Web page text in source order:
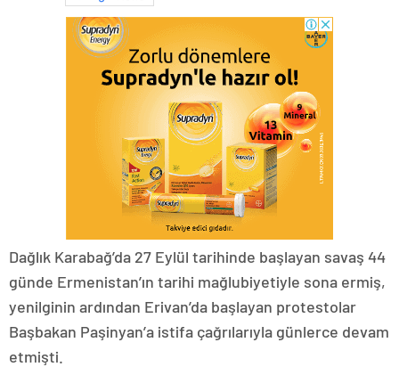
Dağlık Karabağ’da 27 Eylül tarihinde başlayan savaş 44
günde Ermenistan’ın tarihi mağlubiyetiyle sona ermiş,
yenilginin ardından Erivan’da başlayan protestolar
Başbakan Paşinyan’a istifa çağrılarıyla günlerce devam
etmişti.